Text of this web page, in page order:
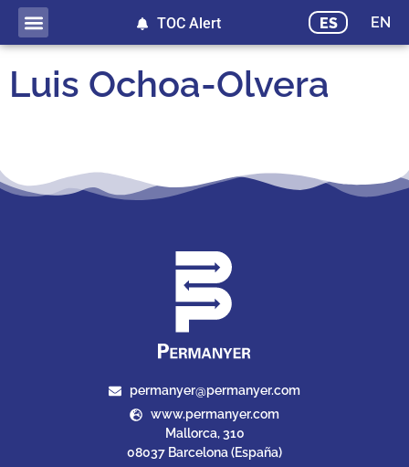
ES EN
TOC Alert
Luis Ochoa-Olvera
permanyer@permanyer.com
www.permanyer.com
Mallorca, 310
08037 Barcelona (España)